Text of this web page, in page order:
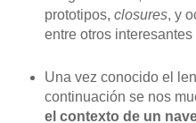
prototipos, closures, y
entre otros interesantes
Una vez conocido el
continuación se nos
el contexto de un